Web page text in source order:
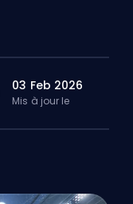
03 Feb 2026
Mis à jour le